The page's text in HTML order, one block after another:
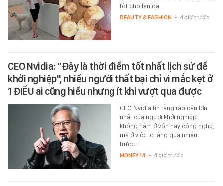
tốt cho làn da.
BEAUTY & FASHION - 4 giờ trước
CEO Nvidia: "Đây là thời điểm tốt nhất lịch sử để
khởi nghiệp", nhiều người thất bại chỉ vì mắc kẹt ở
1 ĐIỀU ai cũng hiểu nhưng ít khi vượt qua được
CEO Nvidia tin rằng rào cản lớn
nhất của người khởi nghiệp
không nằm ở vốn hay công nghệ,
mà ở việc lo lắng quá nhiều
trước…
MONEY.14 - 4 giờ trước